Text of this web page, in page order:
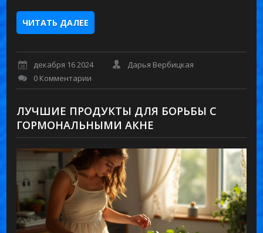
ЧИТАТЬ ДАЛЕЕ
декабря 16 2024
Дарья Вербицкая
0 Комментарии
ЛУЧШИЕ ПРОДУКТЫ ДЛЯ БОРЬБЫ С
ГОРМОНАЛЬНЫМИ АКНЕ